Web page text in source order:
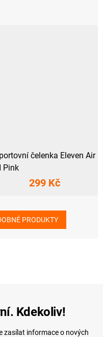
čelenka Eleven Air
Pink
299 Kč
PRODUKTY
Kdekoliv!
zasílat informace o nových